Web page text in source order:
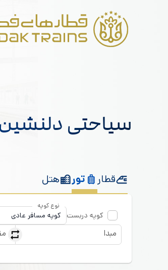
سیاحتی
قطار تور هتل
کوپه دربست
نوع کوپه
مبدا